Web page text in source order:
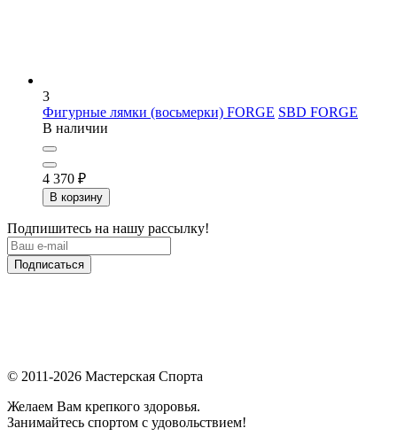
3
Фигурные лямки (восьмерки) FORGE SBD FORGE
В наличии
4 370 ₽
В корзину
Подпишитесь на нашу рассылку!
Подписаться
© 2011-2026 Мастерская Спорта
Желаем Вам крепкого здоровья.
Занимайтесь спортом с удовольствием!